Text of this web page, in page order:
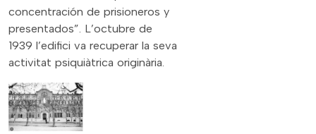
concentración de prisioneros y
presentados”. L’octubre de
1939 l’edifici va recuperar la seva
activitat psiquiàtrica originària.